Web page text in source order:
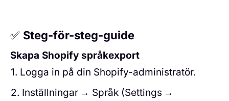
✅ Steg-för-steg-guide
Skapa Shopify språkexport
1. Logga in på din Shopify-administratör.
2. Inställningar → Språk (Settings →